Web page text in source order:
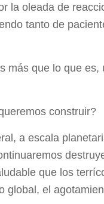
la oleada de
tanto de
más que lo que
construir?
a escala
que los
global, el